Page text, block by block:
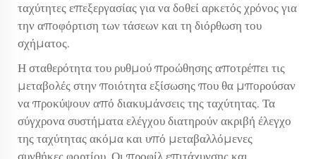
ταχύτητες επεξεργασίας για να δοθεί αρκετός χρόνος για
την αποφόρτιση των τάσεων και τη διόρθωση του
σχήματος.
Η σταθερότητα του ρυθμού προώθησης αποτρέπει τις
μεταβολές στην ποιότητα εξίσωσης που θα μπορούσαν
να προκύψουν από διακυμάνσεις της ταχύτητας. Τα
σύγχρονα συστήματα ελέγχου διατηρούν ακριβή έλεγχο
της ταχύτητας ακόμα και υπό μεταβαλλόμενες
συνθήκες φορτίου. Οι προφίλ επιτάχυνσης και